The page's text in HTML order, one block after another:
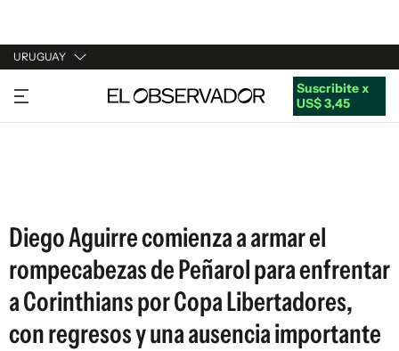
URUGUAY
URUGUAY
ARGENTINA
Suscribite x
US$ 3,45
Diego Aguirre comienza a armar el
rompecabezas de Peñarol para enfrentar
a Corinthians por Copa Libertadores,
con regresos y una ausencia importante